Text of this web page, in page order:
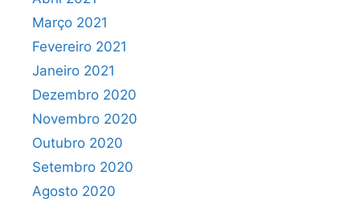
Março 2021
Fevereiro 2021
Janeiro 2021
Dezembro 2020
Novembro 2020
Outubro 2020
Setembro 2020
Agosto 2020